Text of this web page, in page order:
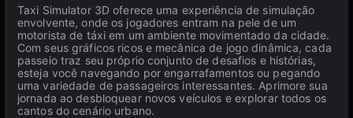
Taxi Simulator 3D oferece uma experiência de simulação
envolvente, onde os jogadores entram na pele de um
motorista de táxi em um ambiente movimentado da cidade.
Com seus gráficos ricos e mecânica de jogo dinâmica, cada
passeio traz seu próprio conjunto de desafios e histórias,
esteja você navegando por engarrafamentos ou pegando
uma variedade de passageiros interessantes. Aprimore sua
jornada ao desbloquear novos veículos e explorar todos os
cantos do cenário urbano.